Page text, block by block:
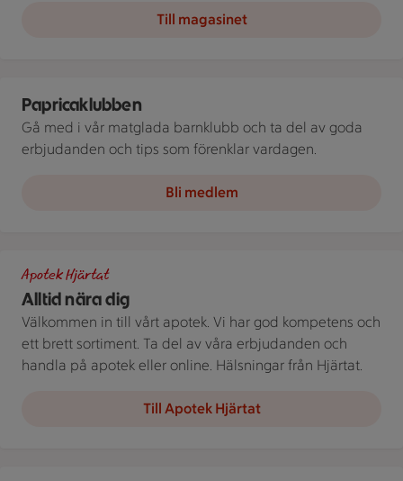
Till magasinet
Papricaklubben
Gå med i vår matglada barnklubb och ta del av goda
erbjudanden och tips som förenklar vardagen.
Bli medlem
Alltid nära dig
Apotek Hjärtat
Välkommen in till vårt apotek. Vi har god kompetens och
ett brett sortiment. Ta del av våra erbjudanden och
handla på apotek eller online. Hälsningar från Hjärtat.
Till Apotek Hjärtat